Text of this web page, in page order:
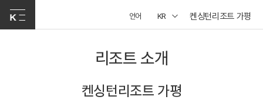
언어 KR 켄싱턴리조트 가평
리조트 소개
켄싱턴리조트 가평